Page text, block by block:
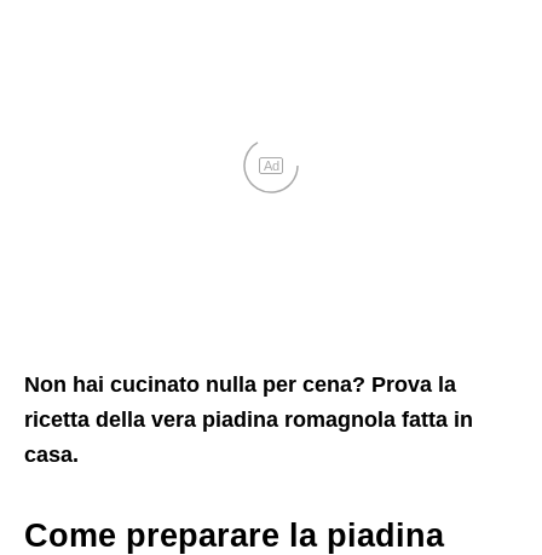
Ad
Non hai cucinato nulla per cena? Prova la
ricetta della vera piadina romagnola fatta in
casa.
Come preparare la piadina